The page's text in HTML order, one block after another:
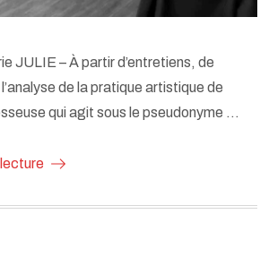
JULIE – À partir d’entretiens, de
de la pratique artistique de
qui agit sous le pseudonyme …